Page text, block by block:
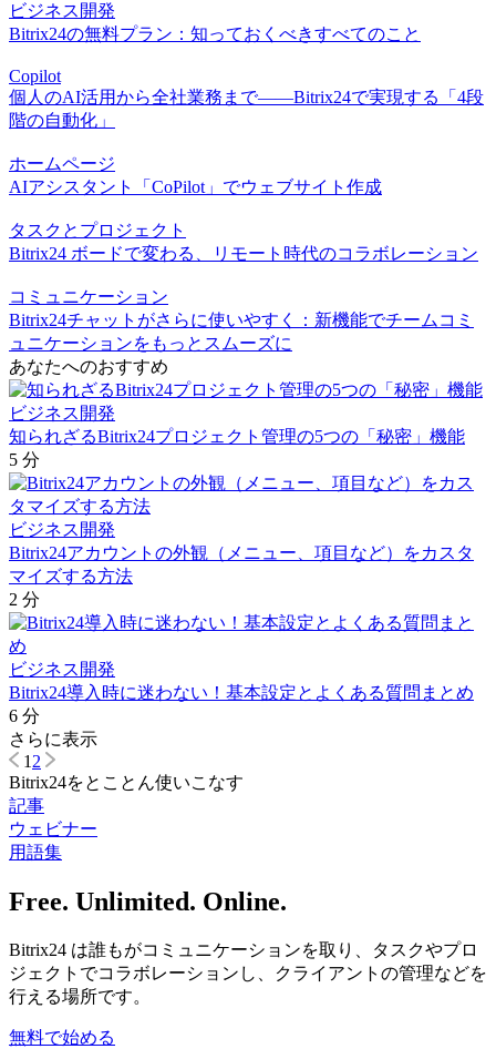
ビジネス開発
Bitrix24の無料プラン：知っておくべきすべてのこと
Copilot
個人のAI活用から全社業務まで――Bitrix24で実現する「4段
階の自動化」
ホームページ
AIアシスタント「CoPilot」でウェブサイト作成
タスクとプロジェクト
Bitrix24 ボードで変わる、リモート時代のコラボレーション
コミュニケーション
Bitrix24チャットがさらに使いやすく：新機能でチームコミ
ュニケーションをもっとスムーズに
あなたへのおすすめ
ビジネス開発
知られざるBitrix24プロジェクト管理の5つの「秘密」機能
5 分
ビジネス開発
Bitrix24アカウントの外観（メニュー、項目など）をカスタ
マイズする方法
2 分
ビジネス開発
Bitrix24導入時に迷わない！基本設定とよくある質問まとめ
6 分
さらに表示
12
Bitrix24をとことん使いこなす
記事
ウェビナー
用語集
Free. Unlimited. Online.
Bitrix24 は誰もがコミュニケーションを取り、タスクやプロ
ジェクトでコラボレーションし、クライアントの管理などを
行える場所です。
無料で始める